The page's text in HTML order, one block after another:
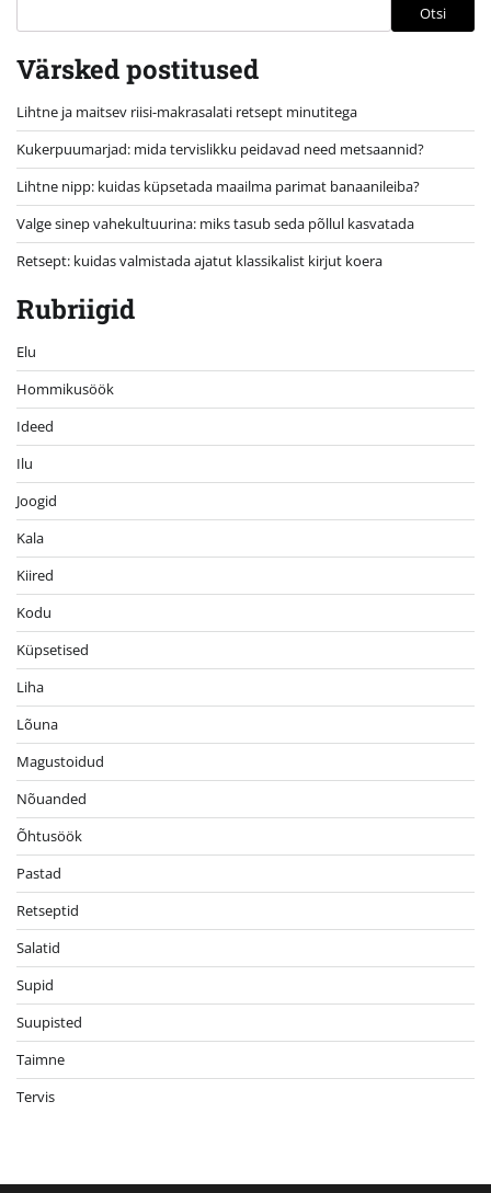
Otsi
Värsked postitused
Lihtne ja maitsev riisi-makrasalati retsept minutitega
Kukerpuumarjad: mida tervislikku peidavad need metsaannid?
Lihtne nipp: kuidas küpsetada maailma parimat banaanileiba?
Valge sinep vahekultuurina: miks tasub seda põllul kasvatada
Retsept: kuidas valmistada ajatut klassikalist kirjut koera
Rubriigid
Elu
Hommikusöök
Ideed
Ilu
Joogid
Kala
Kiired
Kodu
Küpsetised
Liha
Lõuna
Magustoidud
Nõuanded
Õhtusöök
Pastad
Retseptid
Salatid
Supid
Suupisted
Taimne
Tervis